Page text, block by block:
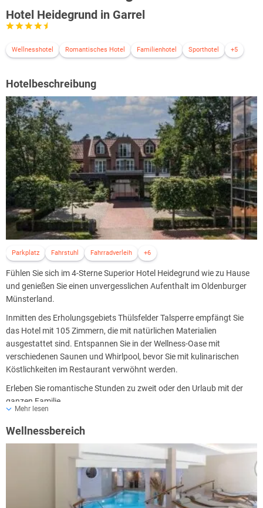
Hotel Heidegrund in Garrel
Wellnesshotel Romantisches Hotel Familienhotel Sporthotel +5
Hotelbeschreibung
Parkplatz Fahrstuhl Fahrradverleih +6
Fühlen Sie sich im 4-Sterne Superior Hotel Heidegrund wie zu Hause
und genießen Sie einen unvergesslichen Aufenthalt im Oldenburger
Münsterland.
Inmitten des Erholungsgebiets Thülsfelder Talsperre empfängt Sie
das Hotel mit 105 Zimmern, die mit natürlichen Materialien
ausgestattet sind. Entspannen Sie in der Wellness-Oase mit
verschiedenen Saunen und Whirlpool, bevor Sie mit kulinarischen
Köstlichkeiten im Restaurant verwöhnt werden.
Erleben Sie romantische Stunden zu zweit oder den Urlaub mit der
ganzen Familie.
Mehr lesen
Wellnessbereich